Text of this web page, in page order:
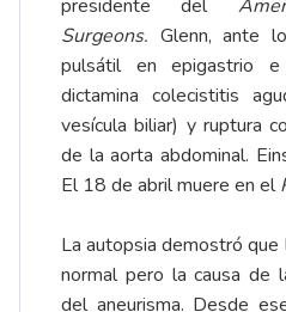
presidente del
Surgeons. Glenn, ante
pulsátil en epigastrio e
dictamina colecistitis
vesícula biliar) y ruptura
de la aorta abdominal.
El 18 de abril muere en el
La autopsia demostró que
normal pero la causa de
del aneurisma. Desde